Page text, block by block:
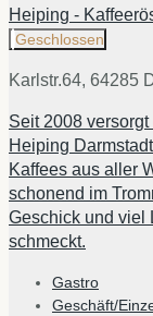
Heiping -
Geschlossen
Karlstr.64, 64285
Seit 2008
Heiping
Kaffees aus aller
schonend im
Geschick und viel
schmeckt.
Gastro
Geschäft/